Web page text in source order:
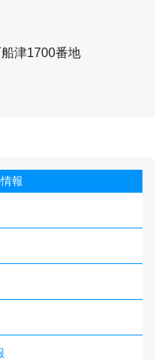
津1700番地
報